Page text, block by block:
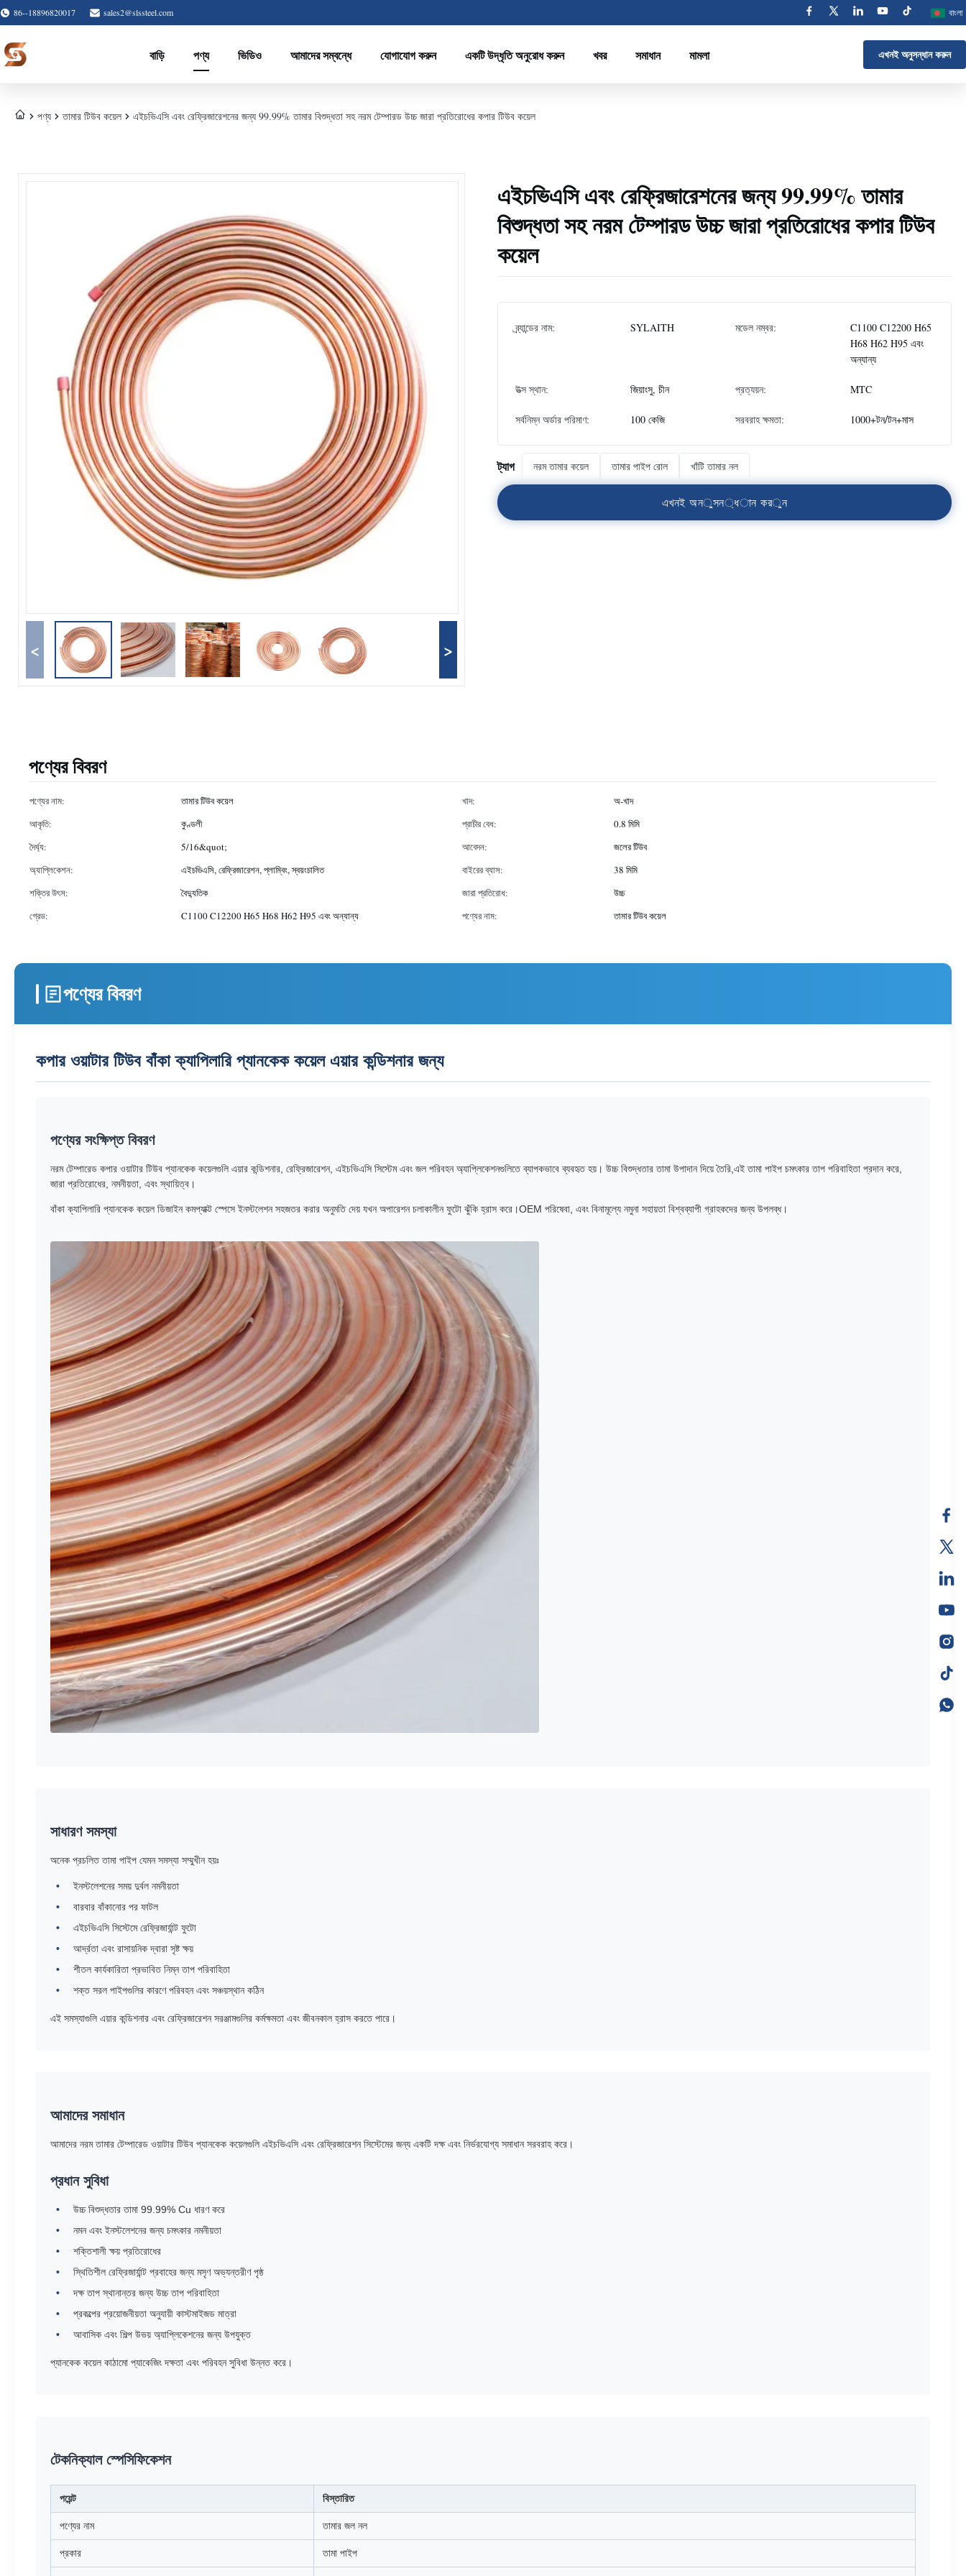
86--18896820017 sales2@slssteel.com বাংলা
বাড়ি পণ্য ভিডিও আমাদের সম্বন্ধে যোগাযোগ করুন একটি উদ্ধৃতি অনুরোধ করুন খবর সমাধান মামলা এখনই অনুসন্ধান করুন
পণ্য তামার টিউব কয়েল এইচভিএসি এবং রেফ্রিজারেশনের জন্য 99.99% তামার বিশুদ্ধতা সহ নরম টেম্পারড উচ্চ জারা প্রতিরোধের কপার টিউব কয়েল
< >
এইচভিএসি এবং রেফ্রিজারেশনের জন্য 99.99% তামার
বিশুদ্ধতা সহ নরম টেম্পারড উচ্চ জারা প্রতিরোধের কপার টিউব
কয়েল
ব্র্যান্ডের নাম: SYLAITH মডেল নম্বর:
C1100 C12200 H65
H68 H62 H95 এবং
অন্যান্য
উত্স স্থান: জিয়াংসু, চীন প্রত্যয়ন: MTC
সর্বনিম্ন অর্ডার পরিমাণ: 100 কেজি সরবরাহ ক্ষমতা: 1000+টন/টন+মাস
ট্যাগ নরম তামার কয়েল তামার পাইপ রোল খাঁটি তামার নল
এখনই অনুসন্ধান করুন
পণ্যের বিবরণ
পণ্যের নাম: তামার টিউব কয়েল খাদ:
অ-খাদ
আকৃতি:
কুণ্ডলী প্রাচীর বেধ:
0.8 মিমি
দৈর্ঘ্য:
5/16&quot; আবেদন:
জলের টিউব
অ্যাপ্লিকেশন:
এইচভিএসি, রেফ্রিজারেশন, প্লাম্বিং, স্বয়ংচালিত বাইরের ব্যাস:
38 মিমি
শক্তির উৎস:
বৈদ্যুতিক জারা প্রতিরোধ:
উচ্চ
গ্রেড:
C1100 C12200 H65 H68 H62 H95 এবং অন্যান্য পণ্যের নাম: তামার টিউব কয়েল
পণ্যের বিবরণ
কপার ওয়াটার টিউব বাঁকা ক্যাপিলারি প্যানকেক কয়েল এয়ার কন্ডিশনার জন্য
পণ্যের সংক্ষিপ্ত বিবরণ
নরম টেম্পারেড কপার ওয়াটার টিউব প্যানকেক কয়েলগুলি এয়ার কন্ডিশনার, রেফ্রিজারেশন, এইচভিএসি সিস্টেম এবং জল পরিবহন অ্যাপ্লিকেশনগুলিতে ব্যাপকভাবে ব্যবহৃত হয়। উচ্চ বিশুদ্ধতার তামা উপাদান দিয়ে তৈরি,এই তামা পাইপ চমৎকার তাপ পরিবাহিতা প্রদান করে,
জারা প্রতিরোধের, নমনীয়তা, এবং স্থায়িত্ব।
বাঁকা ক্যাপিলারি প্যানকেক কয়েল ডিজাইন কমপ্যাক্ট স্পেসে ইনস্টলেশন সহজতর করার অনুমতি দেয় যখন অপারেশন চলাকালীন ফুটো ঝুঁকি হ্রাস করে।OEM পরিষেবা, এবং বিনামূল্যে নমুনা সহায়তা বিশ্বব্যাপী গ্রাহকদের জন্য উপলব্ধ।
সাধারণ সমস্যা
অনেক প্রচলিত তামা পাইপ যেমন সমস্যা সম্মুখীন হয়ঃ
ইনস্টলেশনের সময় দুর্বল নমনীয়তা
বারবার বাঁকানোর পর ফাটল
এইচভিএসি সিস্টেমে রেফ্রিজার্যান্ট ফুটো
আর্দ্রতা এবং রাসায়নিক দ্বারা সৃষ্ট ক্ষয়
শীতল কার্যকারিতা প্রভাবিত নিম্ন তাপ পরিবাহিতা
শক্ত সরল পাইপগুলির কারণে পরিবহন এবং সঞ্চয়স্থান কঠিন
এই সমস্যাগুলি এয়ার কন্ডিশনার এবং রেফ্রিজারেশন সরঞ্জামগুলির কর্মক্ষমতা এবং জীবনকাল হ্রাস করতে পারে।
আমাদের সমাধান
আমাদের নরম তামার টেম্পারেড ওয়াটার টিউব প্যানকেক কয়েলগুলি এইচভিএসি এবং রেফ্রিজারেশন সিস্টেমের জন্য একটি দক্ষ এবং নির্ভরযোগ্য সমাধান সরবরাহ করে।
প্রধান সুবিধা
উচ্চ বিশুদ্ধতার তামা 99.99% Cu ধারণ করে
নমন এবং ইনস্টলেশনের জন্য চমৎকার নমনীয়তা
শক্তিশালী ক্ষয় প্রতিরোধের
স্থিতিশীল রেফ্রিজার্যান্ট প্রবাহের জন্য মসৃণ অভ্যন্তরীণ পৃষ্ঠ
দক্ষ তাপ স্থানান্তর জন্য উচ্চ তাপ পরিবাহিতা
প্রকল্পের প্রয়োজনীয়তা অনুযায়ী কাস্টমাইজড মাত্রা
আবাসিক এবং শিল্প উভয় অ্যাপ্লিকেশনের জন্য উপযুক্ত
প্যানকেক কয়েল কাঠামো প্যাকেজিং দক্ষতা এবং পরিবহন সুবিধা উন্নত করে।
টেকনিক্যাল স্পেসিফিকেশন
পয়েন্ট বিস্তারিত
পণ্যের নাম তামার জল নল
প্রকার তামা পাইপ